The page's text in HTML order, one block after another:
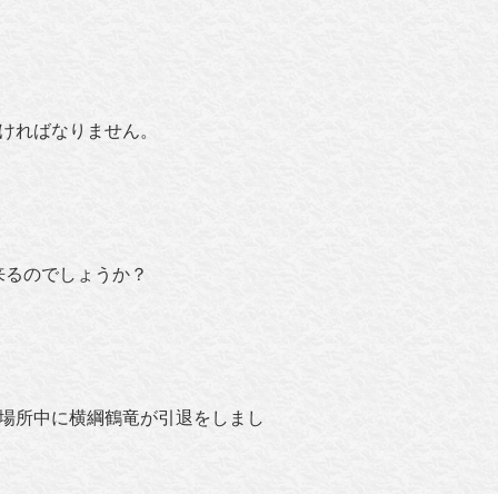
ればなりません。
のでしょうか？
所中に横綱鶴竜が引退をしまし